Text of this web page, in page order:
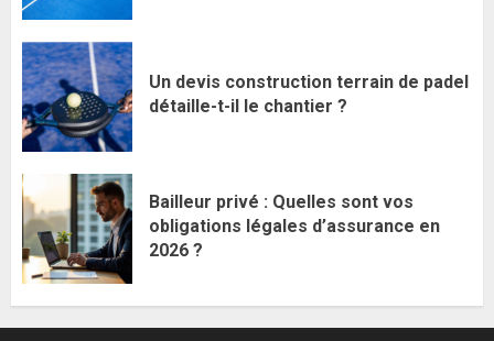
Un devis construction terrain de padel
détaille-t-il le chantier ?
Bailleur privé : Quelles sont vos
obligations légales d’assurance en
2026 ?